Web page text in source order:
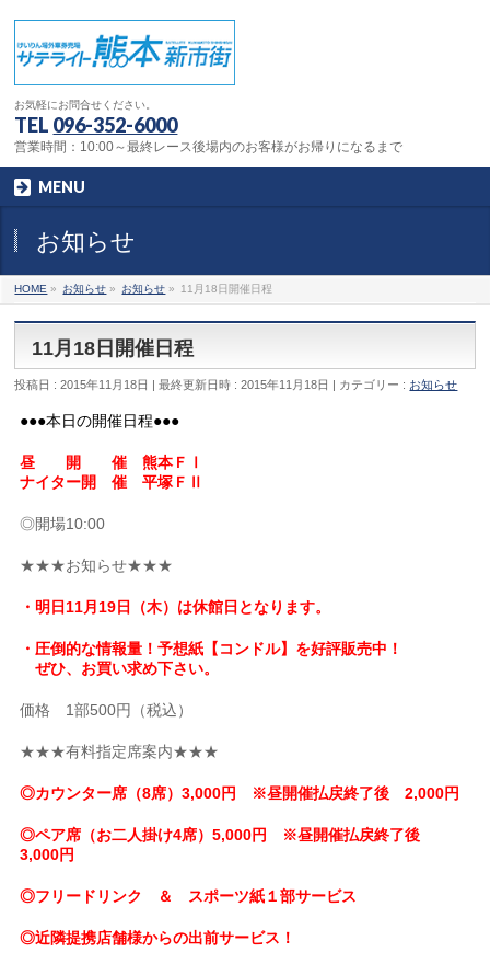
お気軽にお問合せください。
TEL 096-352-6000
営業時間：10:00～最終レース後場内のお客様がお帰りになるまで
MENU
お知らせ
HOME » お知らせ » お知らせ » 11月18日開催日程
11月18日開催日程
投稿日 : 2015年11月18日 最終更新日時 : 2015年11月18日 カテゴリー : お知らせ
●●●本日の開催日程●●●
昼 開 催 熊本ＦⅠ
ナイター開 催 平塚ＦⅡ
◎開場10:00
★★★お知らせ★★★
・明日11月19日（木）は休館日となります。
・圧倒的な情報量！予想紙【コンドル】を好評販売中！
ぜひ、お買い求め下さい。
価格 1部500円（税込）
★★★有料指定席案内★★★
◎カウンター席（8席）3,000円 ※昼開催払戻終了後 2,000円
◎ペア席（お二人掛け4席）5,000円 ※昼開催払戻終了後
3,000円
◎フリードリンク ＆ スポーツ紙１部サービス
◎近隣提携店舗様からの出前サービス！